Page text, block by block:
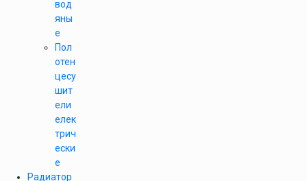
вод
яны
е
Пол
отен
цесу
шит
ели
елек
трич
ески
е
Радиатор